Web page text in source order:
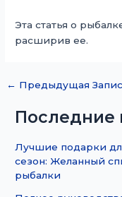
Эта статья о
расширив ее.
← Предыдущая
Последние
Лучшие подарки
сезон: Желанный
рыбалки